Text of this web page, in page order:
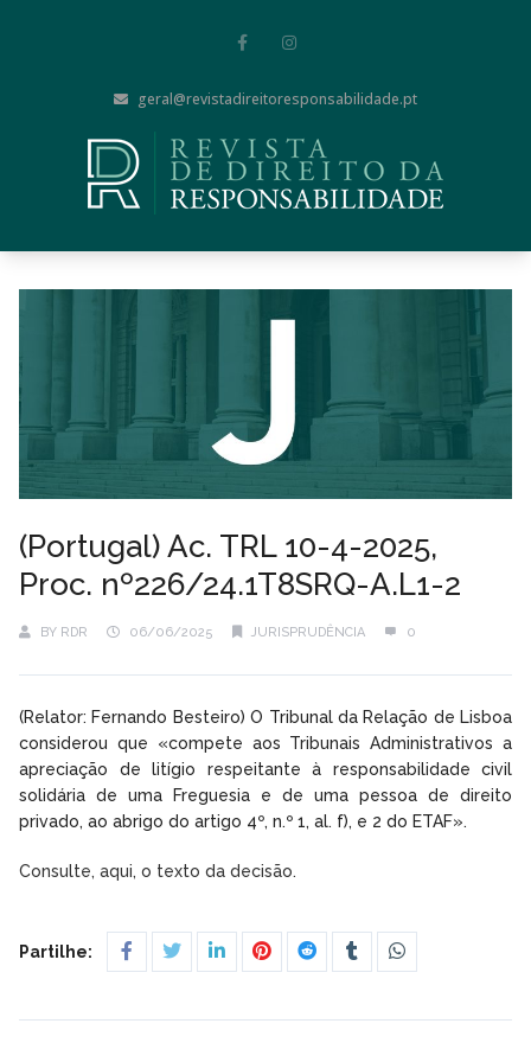
geral@revistadireitoresponsabilidade.pt
(Portugal) Ac. TRL 10-4-2025,
Proc. nº226/24.1T8SRQ-A.L1-2
BY RDR 06/06/2025 JURISPRUDÊNCIA 0
(Relator: Fernando Besteiro) O Tribunal da Relação de Lisboa
considerou que «compete aos Tribunais Administrativos a
apreciação de litígio respeitante à responsabilidade civil
solidária de uma Freguesia e de uma pessoa de direito
privado, ao abrigo do artigo 4º, n.º 1, al. f), e 2 do ETAF».
Consulte, aqui, o texto da decisão.
Partilhe: